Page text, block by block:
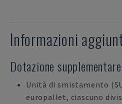
Informazioni
Dotazione supplementare
Unità di smistamento
europallet, ciascuno